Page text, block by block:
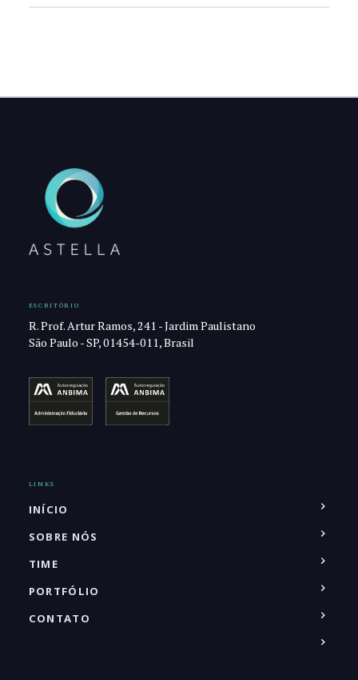
ESCRITÓRIO
R. Prof. Artur Ramos, 241 - Jardim Paulistano
São Paulo - SP, 01454-011, Brasil
LINKS
INÍCIO
SOBRE NÓS
TIME
PORTFÓLIO
CONTATO